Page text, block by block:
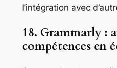
l’intégration avec
18. Grammarly :
compétences en